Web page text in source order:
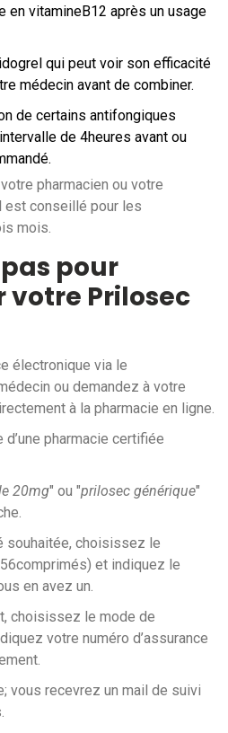
en vitamineB12 après un usage
qui peut voir son efficacité
médecin avant de combiner.
de certains antifongiques
de 4heures avant ou
pharmacien ou votre
est conseillé pour les
mois.
pour
Prilosec
électronique via le
ou demandez à votre
à la pharmacie en ligne.
pharmacie certifiée
20mg" ou "prilosec générique"
souhaitée, choisissez le
et indiquez le
en avez un.
choisissez le mode de
votre numéro d’assurance
vous recevrez un mail de suivi